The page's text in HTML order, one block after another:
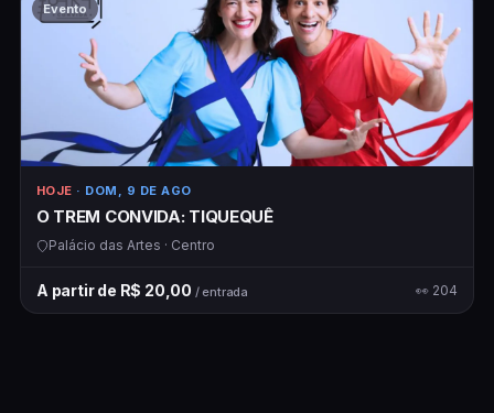
Evento
HOJE · DOM, 9 DE AGO
O TREM CONVIDA: TIQUEQUÊ
Palácio das Artes · Centro
A partir de R$ 20,00 / entrada 👀 204